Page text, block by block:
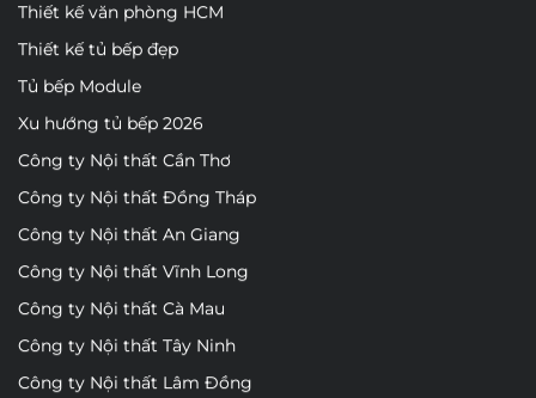
Thiết kế văn phòng HCM
Thiết kế tủ bếp đẹp
Tủ bếp Module
Xu hướng tủ bếp 2026
Công ty Nội thất Cần Thơ
Công ty Nội thất Đồng Tháp
Công ty Nội thất An Giang
Công ty Nội thất Vĩnh Long
Công ty Nội thất Cà Mau
Công ty Nội thất Tây Ninh
Công ty Nội thất Lâm Đồng